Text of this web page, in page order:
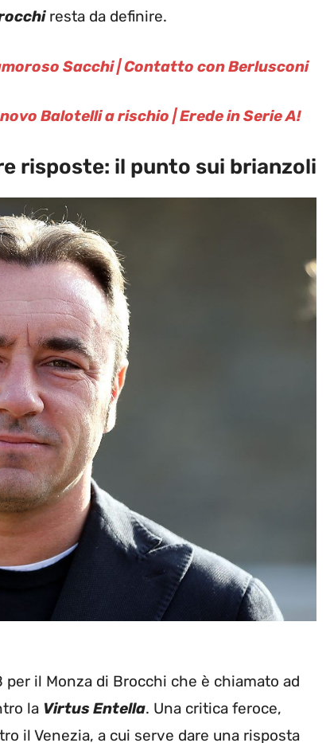
resta da definire.
Sacchi | Contatto con Berlusconi
Balotelli a rischio | Erede in Serie A!
risposte: il punto sui brianzoli
il Monza di Brocchi che è chiamato ad
la Virtus Entella. Una critica feroce,
il Venezia, a cui serve dare una risposta